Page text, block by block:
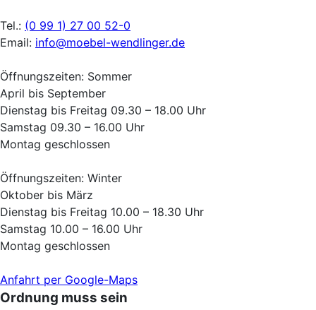
Tel.: (0 99 1) 27 00 52-0
Email: info@moebel-wendlinger.de
Öffnungszeiten: Sommer
April bis September
Dienstag bis Freitag 09.30 – 18.00 Uhr
Samstag 09.30 – 16.00 Uhr
Montag geschlossen
Öffnungszeiten: Winter
Oktober bis März
Dienstag bis Freitag 10.00 – 18.30 Uhr
Samstag 10.00 – 16.00 Uhr
Montag geschlossen
Anfahrt per Google-Maps
Ordnung muss sein